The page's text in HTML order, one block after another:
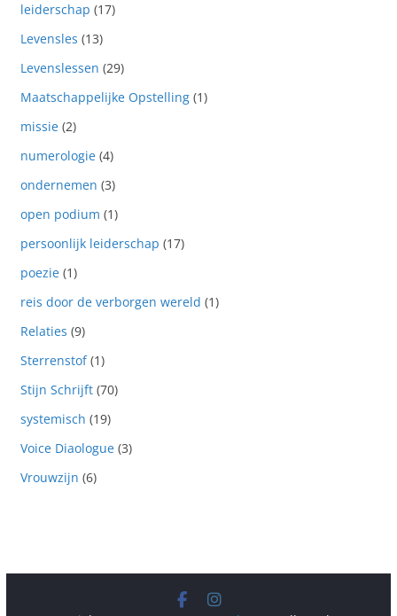
leiderschap (17)
Levensles (13)
Levenslessen (29)
Maatschappelijke Opstelling(1)
missie(2)
numerologie(4)
ondernemen (3)
open podium (1)
persoonlijk leiderschap (17)
poezie(1)
reis door de verborgen wereld (1)
Relaties (9)
Sterrenstof(1)
Stijn Schrijft(70)
systemisch (19)
Voice Diaologue(3)
Vrouwzijn (6)